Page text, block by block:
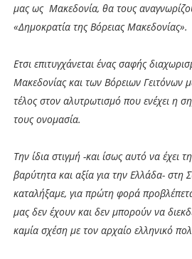
μας ως Μακεδονία, θα τους
«Δημοκρατία της Βόρειας Μακεδονίας».
Ετσι επιτυγχάνεται ένας σαφής
Μακεδονίας και των Βόρειων Γειτόνων
τέλος στον αλυτρωτισμό που ενέχει η
τους ονομασία.
Την ίδια στιγμή -και ίσως αυτό να έχει
βαρύτητα και αξία για την Ελλάδα- στη
καταλήξαμε, για πρώτη φορά
μας δεν έχουν και δεν μπορούν να
καμία σχέση με τον αρχαίο ελληνικό